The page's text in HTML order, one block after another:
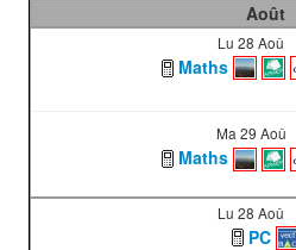
Août
Lu 28 Aoû
Maths
Ma 29 Aoû
Maths
Lu 28 Aoû
PC